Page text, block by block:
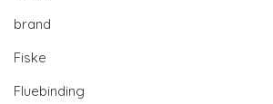
brand
Fiske
Fluebinding